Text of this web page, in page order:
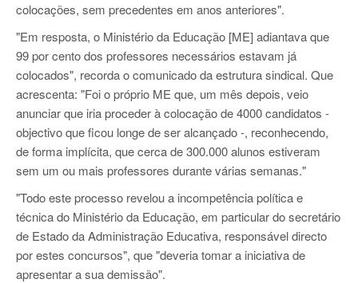
colocações, sem precedentes em anos anteriores".
"Em resposta, o Ministério da Educação [ME] adiantava que
99 por cento dos professores necessários estavam já
colocados", recorda o comunicado da estrutura sindical. Que
acrescenta: "Foi o próprio ME que, um mês depois, veio
anunciar que iria proceder à colocação de 4000 candidatos -
objectivo que ficou longe de ser alcançado -, reconhecendo,
de forma implícita, que cerca de 300.000 alunos estiveram
sem um ou mais professores durante várias semanas."
"Todo este processo revelou a incompetência política e
técnica do Ministério da Educação, em particular do secretário
de Estado da Administração Educativa, responsável directo
por estes concursos", que "deveria tomar a iniciativa de
apresentar a sua demissão".